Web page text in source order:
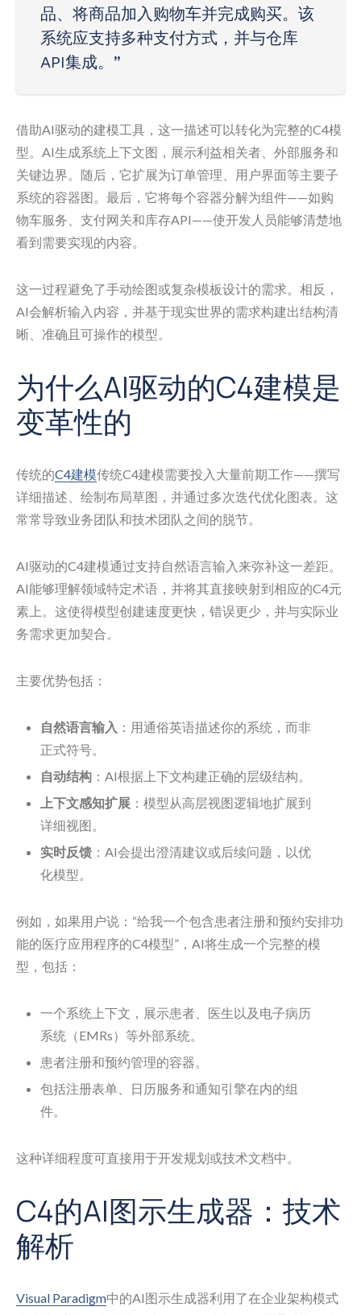
品、将商品加入购物车并完成购买。该
系统应支持多种支付方式，并与仓库
API集成。”
借助AI驱动的建模工具，这一描述可以转化为完整的C4模
型。AI生成系统上下文图，展示利益相关者、外部服务和
关键边界。随后，它扩展为订单管理、用户界面等主要子
系统的容器图。最后，它将每个容器分解为组件——如购
物车服务、支付网关和库存API——使开发人员能够清楚地
看到需要实现的内容。
这一过程避免了手动绘图或复杂模板设计的需求。相反，
AI会解析输入内容，并基于现实世界的需求构建出结构清
晰、准确且可操作的模型。
为什么AI驱动的C4建模是
变革性的
传统的C4建模传统C4建模需要投入大量前期工作——撰写
详细描述、绘制布局草图，并通过多次迭代优化图表。这
常常导致业务团队和技术团队之间的脱节。
AI驱动的C4建模通过支持自然语言输入来弥补这一差距。
AI能够理解领域特定术语，并将其直接映射到相应的C4元
素上。这使得模型创建速度更快，错误更少，并与实际业
务需求更加契合。
主要优势包括：
自然语言输入 ：用通俗英语描述你的系统，而非
正式符号。
自动结构 ：AI根据上下文构建正确的层级结构。
上下文感知扩展 ：模型从高层视图逻辑地扩展到
详细视图。
实时反馈 ：AI会提出澄清建议或后续问题，以优
化模型。
例如，如果用户说：“给我一个包含患者注册和预约安排功
能的医疗应用程序的C4模型”，AI将生成一个完整的模
型，包括：
一个系统上下文，展示患者、医生以及电子病历
系统（EMRs）等外部系统。
患者注册和预约管理的容器。
包括注册表单、日历服务和通知引擎在内的组
件。
这种详细程度可直接用于开发规划或技术文档中。
C4的AI图示生成器：技术
解析
Visual Paradigm中的AI图示生成器利用了在企业架构模式